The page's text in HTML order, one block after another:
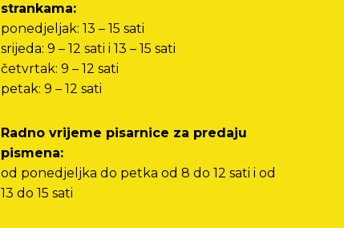
strankama:
ponedjeljak: 13 – 15 sati
srijeda: 9 – 12 sati i 13 – 15 sati
četvrtak: 9 – 12 sati
petak: 9 – 12 sati
Radno vrijeme pisarnice za predaju
pismena:
od ponedjeljka do petka od 8 do 12 sati i od
13 do 15 sati